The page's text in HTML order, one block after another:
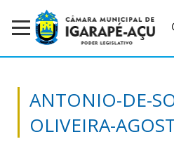
ANTONIO-DE-
OLIVEIRA-